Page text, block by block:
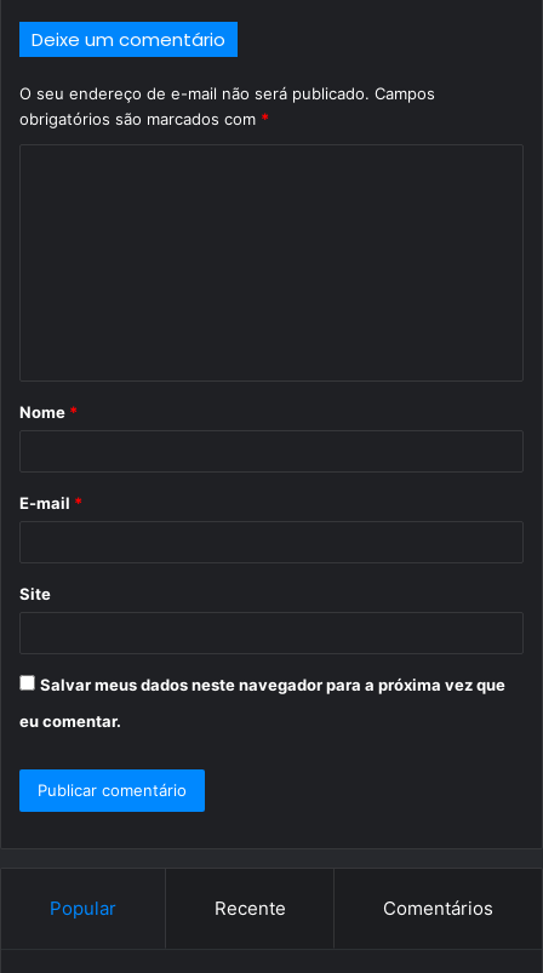
Deixe um comentário
O seu endereço de e-mail não será publicado. Campos
obrigatórios são marcados com *
r
Nome *
E-mail *
Site
Salvar meus dados neste navegador para a próxima vez que
eu comentar.
Popular Recente Comentários